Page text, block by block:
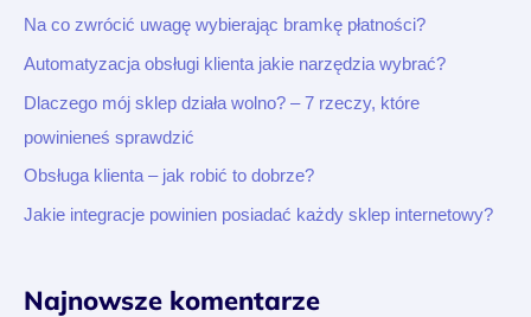
aNa co zwrócić uwagę wybierając bramkę płatności?
Automatyzacja obsługi klienta jakie narzędzia wybrać?
Dlaczego mój sklep działa wolno? – 7 rzeczy, które
powinieneś sprawdzić
Obsługa klienta – jak robić to dobrze?
Jakie integracje powinien posiadać każdy sklep internetowy?
Najnowsze komentarze